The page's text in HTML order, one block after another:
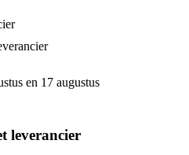
en 17 augustus
leverancier